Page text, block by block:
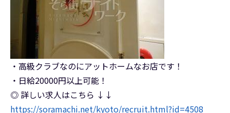
・高級クラブなのにアットホームなお店です！
・日給20000円以上可能！
◎ 詳しい求人はこちら ↓↓
https://soramachi.net/kyoto/recruit.html?id=4508